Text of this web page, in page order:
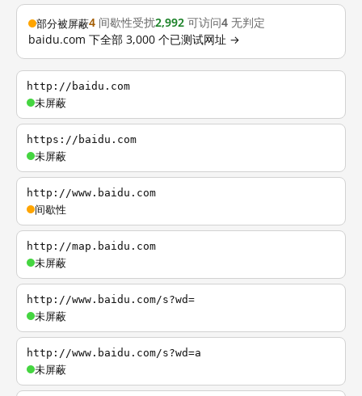
部分被屏蔽4 间歇性受扰2,992 可访问4 无判定
baidu.com 下全部 3,000 个已测试网址 →
http://baidu.com
未屏蔽
https://baidu.com
未屏蔽
http://www.baidu.com
间歇性
http://map.baidu.com
未屏蔽
http://www.baidu.com/s?wd=
未屏蔽
http://www.baidu.com/s?wd=a
未屏蔽